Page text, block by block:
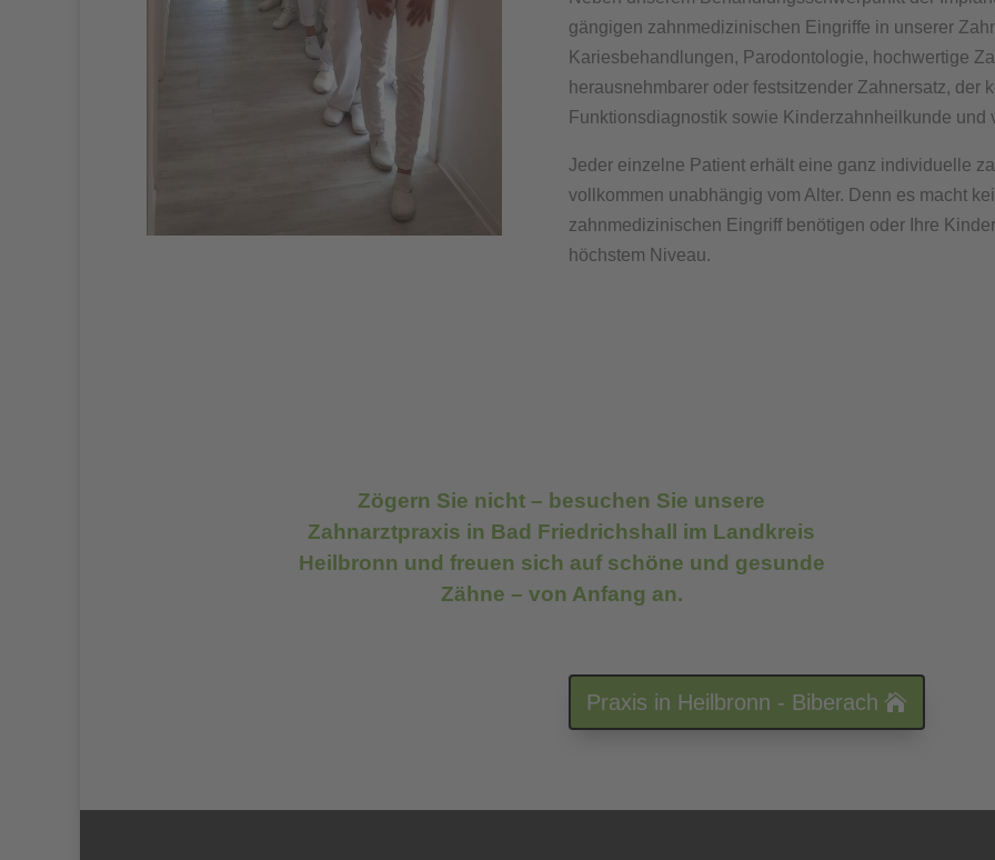
gängigen zahnmedizinischen Eingriffe in unserer
Kariesbehandlungen, Parodontologie, hochwertige
herausnehmbarer oder festsitzender Zahnersatz, der
Funktionsdiagnostik sowie Kinderzahnheilkunde und
Jeder einzelne Patient erhält eine ganz individuelle
vollkommen unabhängig vom Alter. Denn es macht
zahnmedizinischen Eingriff benötigen oder Ihre
höchstem Niveau.
Zögern Sie nicht – besuchen Sie unsere
Zahnarztpraxis in Bad Friedrichshall im Landkreis
Heilbronn und freuen sich auf schöne und gesunde
Zähne – von Anfang an.
Praxis in Heilbronn - Biberach